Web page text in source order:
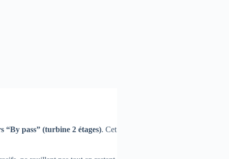
“By pass” (turbine 2 étages). Cet